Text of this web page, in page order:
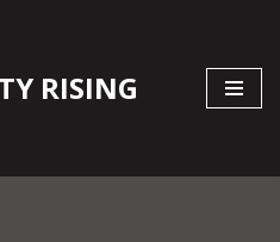
RISING